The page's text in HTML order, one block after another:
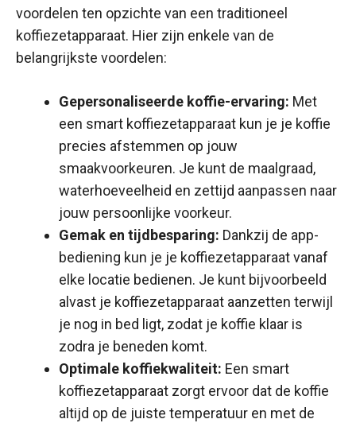
voordelen ten opzichte van een traditioneel
koffiezetapparaat. Hier zijn enkele van de
belangrijkste voordelen:
Gepersonaliseerde koffie-ervaring: Met
een smart koffiezetapparaat kun je je koffie
precies afstemmen op jouw
smaakvoorkeuren. Je kunt de maalgraad,
waterhoeveelheid en zettijd aanpassen naar
jouw persoonlijke voorkeur.
Gemak en tijdbesparing: Dankzij de app-
bediening kun je je koffiezetapparaat vanaf
elke locatie bedienen. Je kunt bijvoorbeeld
alvast je koffiezetapparaat aanzetten terwijl
je nog in bed ligt, zodat je koffie klaar is
zodra je beneden komt.
Optimale koffiekwaliteit: Een smart
koffiezetapparaat zorgt ervoor dat de koffie
altijd op de juiste temperatuur en met de